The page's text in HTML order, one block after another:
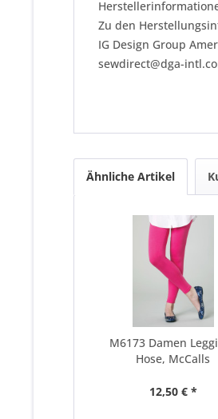
Zu den
IG Design Group
sewdirect@dga-
Ähnliche Artikel
M6173 Damen
Hose, McCalls
12,50 € *